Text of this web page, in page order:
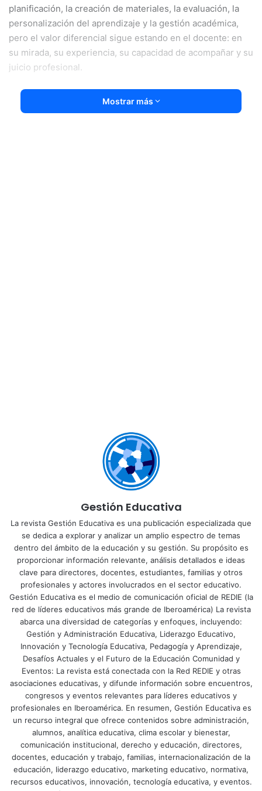
planificación, la creación de materiales, la evaluación, la
personalización del aprendizaje y la gestión académica,
pero el valor diferencial sigue estando en el docente: en
su mirada, su experiencia, su capacidad de acompañar y su
juicio profesional.
De cara al próximo webinar de la convocatoria especial
REDIE / Gestión Educativa, conversamos con Frank
La inteligencia artificial ya está transformando la forma en
que los estudiantes aprenden y acceden a la información.
Formarse ahora permite a los docentes anticiparse,
comprender las herramientas y utilizarlas de forma
La IA no sustituye la labor docente: la amplifica. Quien se
forme hoy podrá guiar al alumnado, diseñar actividades
más personalizadas y mantener el control ético y didáctico
del proceso.
La formación temprana, recurrente y planificada evita la
brecha digital y fortalece el rol del docente como referente
pedagógico en un entorno cambiante y de alta
incertidumbre tecnológica.
¿Cuál es el principal error que
pueden cometer las instituciones
al incorporar IA?
El error más común, y por otra parte lógico, es centrarse
en la herramienta y no en el propósito pedagógico.
Mostrar más
Gestión Educativa
La revista Gestión Educativa es una publicación especializada que
se dedica a explorar y analizar un amplio espectro de temas
dentro del ámbito de la educación y su gestión. Su propósito es
proporcionar información relevante, análisis detallados e ideas
clave para directores, docentes, estudiantes, familias y otros
profesionales y actores involucrados en el sector educativo.
Gestión Educativa es el medio de comunicación oficial de REDIE (la
red de líderes educativos más grande de Iberoamérica) La revista
abarca una diversidad de categorías y enfoques, incluyendo:
Gestión y Administración Educativa, Liderazgo Educativo,
Innovación y Tecnología Educativa, Pedagogía y Aprendizaje,
Desafíos Actuales y el Futuro de la Educación Comunidad y
Eventos: La revista está conectada con la Red REDIE y otras
asociaciones educativas, y difunde información sobre encuentros,
congresos y eventos relevantes para líderes educativos y
profesionales en Iberoamérica. En resumen, Gestión Educativa es
un recurso integral que ofrece contenidos sobre administración,
alumnos, analítica educativa, clima escolar y bienestar,
comunicación institucional, derecho y educación, directores,
docentes, educación y trabajo, familias, internacionalización de la
educación, liderazgo educativo, marketing educativo, normativa,
recursos educativos, innovación, tecnología educativa, y eventos.